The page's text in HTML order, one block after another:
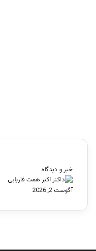
ب
س
ت
خبر و دیدگاه
آگوست 2, 2026